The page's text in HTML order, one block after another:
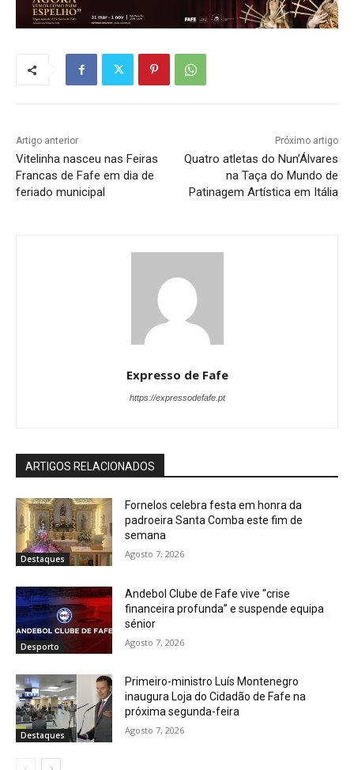
Artigo anterior
Vitelinha nasceu nas Feiras
Francas de Fafe em dia de
feriado municipal
Próximo artigo
Quatro atletas do Nun’Álvares
na Taça do Mundo de
Patinagem Artística em Itália
Expresso de Fafe
https://expressodefafe.pt
ARTIGOS RELACIONADOS
Destaques
Fornelos celebra festa em honra da
padroeira Santa Comba este fim de
semana
Agosto 7, 2026
Desporto
Andebol Clube de Fafe vive “crise
financeira profunda” e suspende equipa
sénior
Agosto 7, 2026
Destaques
Primeiro-ministro Luís Montenegro
inaugura Loja do Cidadão de Fafe na
próxima segunda-feira
Agosto 7, 2026